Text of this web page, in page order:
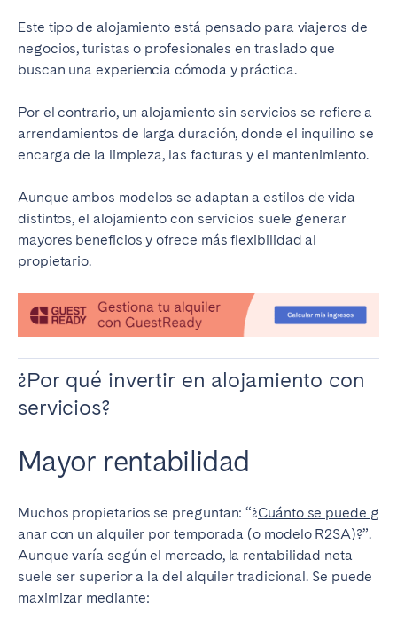
Este tipo de alojamiento está pensado para viajeros de
negocios, turistas o profesionales en traslado que
buscan una experiencia cómoda y práctica.
Por el contrario, un alojamiento sin servicios se refiere a
arrendamientos de larga duración, donde el inquilino se
encarga de la limpieza, las facturas y el mantenimiento.
Aunque ambos modelos se adaptan a estilos de vida
distintos, el alojamiento con servicios suele generar
mayores beneficios y ofrece más flexibilidad al
propietario.
¿Por qué invertir en alojamiento con
servicios?
Mayor rentabilidad
Muchos propietarios se preguntan: “¿Cuánto se puede g
anar con un alquiler por temporada (o modelo R2SA)?”.
Aunque varía según el mercado, la rentabilidad neta
suele ser superior a la del alquiler tradicional. Se puede
maximizar mediante:
Cardiff
PORTUGAL
Albufeira
Aveiro
Beja
Braga
Leiria
Lisbon
Porto
Setúbal
Viana do Castelo
MADEIRA
AZORES
Ponta Delgada
Ir a la página global